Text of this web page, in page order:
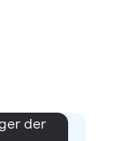
der